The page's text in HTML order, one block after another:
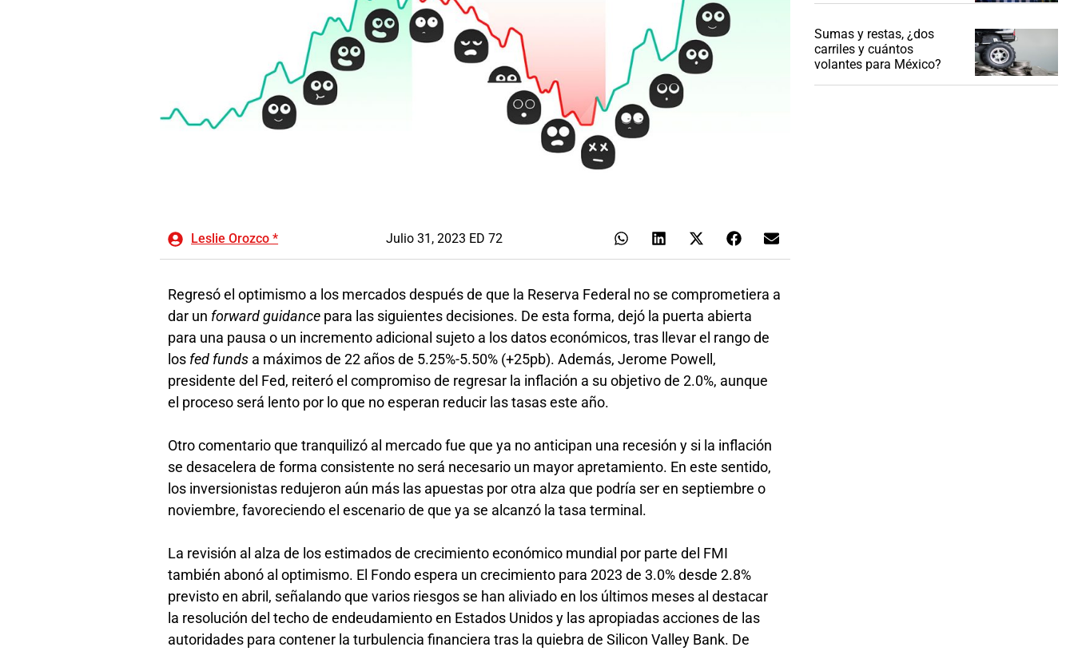
Leslie Orozco * Julio 31, 2023 ED 72
Regresó el optimismo a los mercados después de que la Reserva Federal no se comprometiera a
dar un forward guidance para las siguientes decisiones. De esta forma, dejó la puerta abierta
para una pausa o un incremento adicional sujeto a los datos económicos, tras llevar el rango de
los fed funds a máximos de 22 años de 5.25%-5.50% (+25pb). Además, Jerome Powell,
presidente del Fed, reiteró el compromiso de regresar la inflación a su objetivo de 2.0%, aunque
el proceso será lento por lo que no esperan reducir las tasas este año.
Otro comentario que tranquilizó al mercado fue que ya no anticipan una recesión y si la inflación
se desacelera de forma consistente no será necesario un mayor apretamiento. En este sentido,
los inversionistas redujeron aún más las apuestas por otra alza que podría ser en septiembre o
noviembre, favoreciendo el escenario de que ya se alcanzó la tasa terminal.
La revisión al alza de los estimados de crecimiento económico mundial por parte del FMI
también abonó al optimismo. El Fondo espera un crecimiento para 2023 de 3.0% desde 2.8%
previsto en abril, señalando que varios riesgos se han aliviado en los últimos meses al destacar
la resolución del techo de endeudamiento en Estados Unidos y las apropiadas acciones de las
autoridades para contener la turbulencia financiera tras la quiebra de Silicon Valley Bank. De
Sumas y restas, ¿dos
carriles y cuántos
volantes para México?